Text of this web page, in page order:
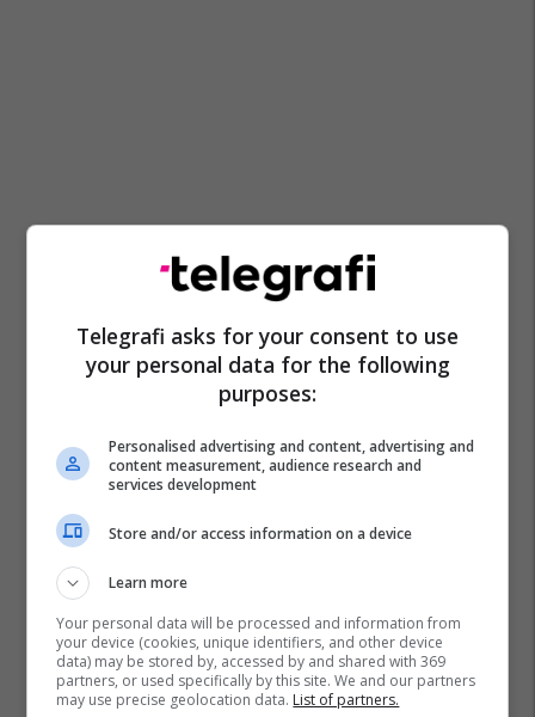
Telegrafi asks for your consent to use
your personal data for the following
purposes:
Personalised advertising and content, advertising and
content measurement, audience research and
services development
Store and/or access information on a device
Learn more
Your personal data will be processed and information from
your device (cookies, unique identifiers, and other device
data) may be stored by, accessed by and shared with 369
partners, or used specifically by this site. We and our partners
may use precise geolocation data. List of partners.